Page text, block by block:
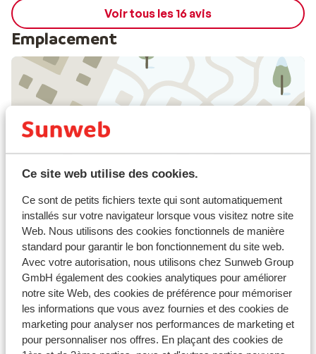
Ce site web utilise des cookies.
Ce sont de petits fichiers texte qui sont automatiquement
installés sur votre navigateur lorsque vous visitez notre site
Web. Nous utilisons des cookies fonctionnels de manière
standard pour garantir le bon fonctionnement du site web.
Avec votre autorisation, nous utilisons chez Sunweb Group
GmbH également des cookies analytiques pour améliorer
notre site Web, des cookies de préférence pour mémoriser
les informations que vous avez fournies et des cookies de
marketing pour analyser nos performances de marketing et
pour personnaliser nos offres. En plaçant des cookies de
Voir tous les 16 avis
Emplacement
À proximité
Dans le centre
Distance jusqu'aux pistes de ski environ 25 mètres
Distance jusqu'aux remontées mécaniques
environ 25 mètres
Distance aux magasins les plus proches environ 10
mètres
Distance à la supérette la plus proche environ 25
mètres